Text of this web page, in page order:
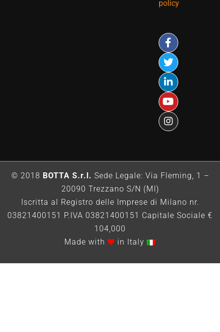
policy
© 2018 BOTTA S.r.l. Sede Legale: Via Fleming, 1 –
20090 Trezzano S/N (MI)
Iscritta al Registro delle Imprese di Milano nr.
03821400151 P.IVA 03821400151 Capitale Sociale €
104,000
Made with
in Italy